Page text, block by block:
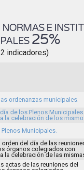
E
25%
indicadores)
ordenanzas municipales.
de los Plenos
la celebración de los
Municipales.
orden del día de las
órganos colegiados con
la celebración de las
actas de las reuniones del